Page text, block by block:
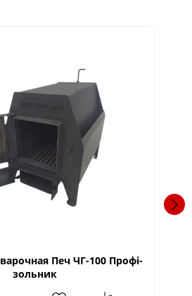
Печ ЧГ-100 Профі-
зольник